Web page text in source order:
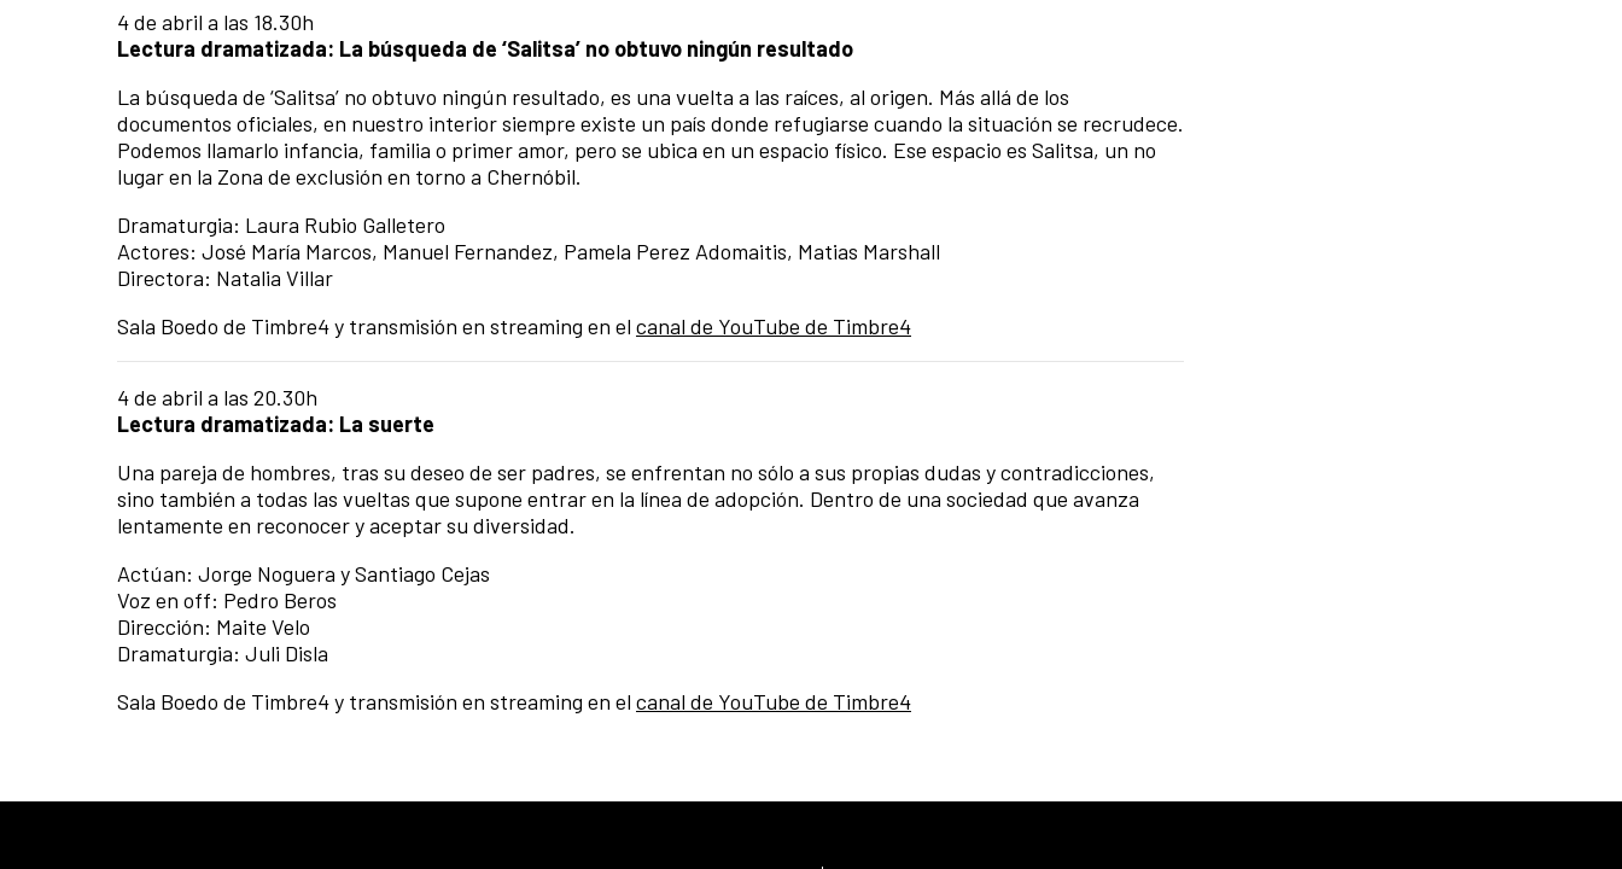
4 de abril a las 18.30h
Lectura dramatizada: La búsqueda de ‘Salitsa’ no obtuvo ningún resultado
La búsqueda de ‘Salitsa’ no obtuvo ningún resultado, es una vuelta a las raíces, al origen. Más allá de los
documentos oficiales, en nuestro interior siempre existe un país donde refugiarse cuando la situación se recrudece.
Podemos llamarlo infancia, familia o primer amor, pero se ubica en un espacio físico. Ese espacio es Salitsa, un no
lugar en la Zona de exclusión en torno a Chernóbil.
Dramaturgia: Laura Rubio Galletero
Actores: José María Marcos, Manuel Fernandez, Pamela Perez Adomaitis, Matias Marshall
Directora: Natalia Villar
Sala Boedo de Timbre4 y transmisión en streaming en el canal de YouTube de Timbre4
4 de abril a las 20.30h
Lectura dramatizada: La suerte
Una pareja de hombres, tras su deseo de ser padres, se enfrentan no sólo a sus propias dudas y contradicciones,
sino también a todas las vueltas que supone entrar en la línea de adopción. Dentro de una sociedad que avanza
lentamente en reconocer y aceptar su diversidad.
Actúan: Jorge Noguera y Santiago Cejas
Voz en off: Pedro Beros
Dirección: Maite Velo
Dramaturgia: Juli Disla
Sala Boedo de Timbre4 y transmisión en streaming en el canal de YouTube de Timbre4